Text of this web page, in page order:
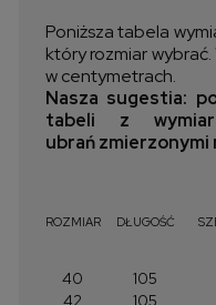
Poniższa tabela
który rozmiar
w centymetrach.
Nasza sugestia:
tabeli z
ubrań zmierzonymi
ROZMIAR DŁUGOŚĆ
40 105
42
105